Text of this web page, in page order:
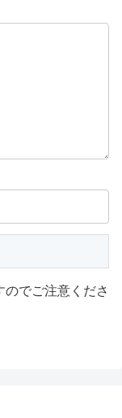
のでご注意くださ